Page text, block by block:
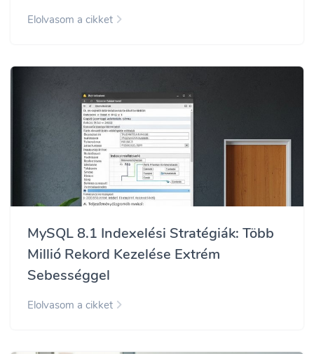
Elolvasom a cikket
MySQL 8.1 Indexelési Stratégiák: Több
Millió Rekord Kezelése Extrém
Sebességgel
Elolvasom a cikket